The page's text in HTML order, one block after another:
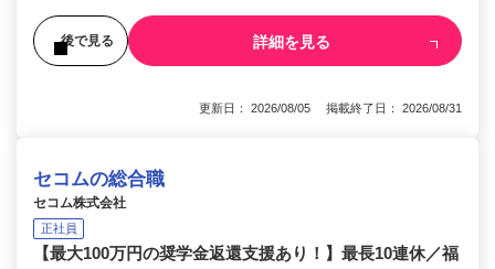
後で見る 詳細を見る
更新日： 2026/08/05 掲載終了日： 2026/08/31
セコムの総合職
セコム株式会社
正社員
【最大100万円の奨学金返還支援あり！】最長10連休／福